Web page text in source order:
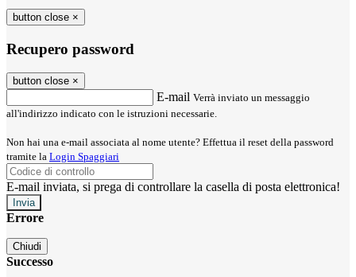
button close ×
Recupero password
button close ×
E-mail Verrà inviato un messaggio
all'indirizzo indicato con le istruzioni necessarie.
Non hai una e-mail associata al nome utente? Effettua il reset della password
tramite la Login Spaggiari
E-mail inviata, si prega di controllare la casella di posta elettronica!
Errore
Chiudi
Successo